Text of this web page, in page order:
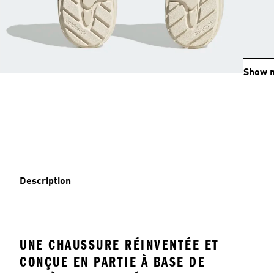
Show
Description
UNE CHAUSSURE RÉINVENTÉE ET
CONÇUE EN PARTIE À BASE DE